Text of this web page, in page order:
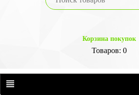
Корзина покупок
Товаров: 0